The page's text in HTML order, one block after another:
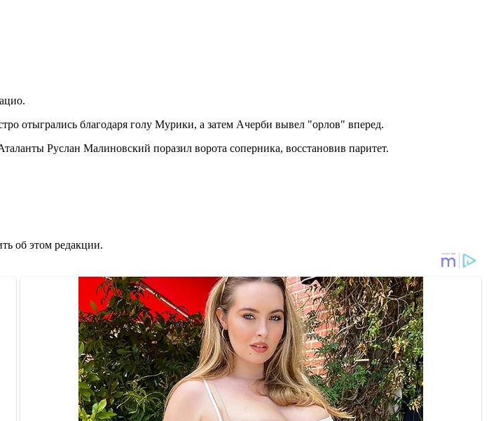
отыгрались благодаря голу Мурики, а затем Ачерби вывел "орлов" вперед.
Руслан Малиновский поразил ворота соперника, восстановив паритет.
об этом редакции.